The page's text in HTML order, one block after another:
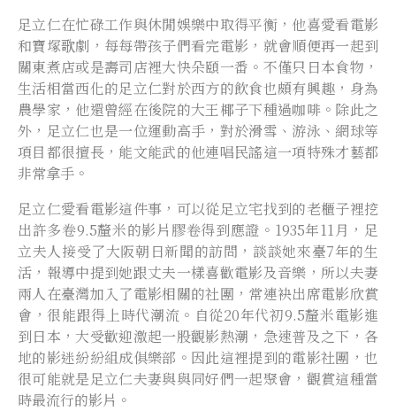
足立仁在忙碌工作與休閒娛樂中取得平衡，他喜愛看電影
和寶塚歌劇，每每帶孩子們看完電影，就會順便再一起到
關東煮店或是壽司店裡大快朵頤一番。不僅只日本食物，
生活相當西化的足立仁對於西方的飲食也頗有興趣，身為
農學家，他還曾經在後院的大王椰子下種過咖啡。除此之
外，足立仁也是一位運動高手，對於滑雪、游泳、網球等
項目都很擅長，能文能武的他連唱民謠這一項特殊才藝都
非常拿手。
足立仁愛看電影這件事，可以從足立宅找到的老櫃子裡挖
出許多卷9.5釐米的影片膠卷得到應證。1935年11月，足
立夫人接受了大阪朝日新聞的訪問，談談她來臺7年的生
活，報導中提到她跟丈夫一樣喜歡電影及音樂，所以夫妻
兩人在臺灣加入了電影相關的社團，常連袂出席電影欣賞
會，很能跟得上時代潮流。自從20年代初9.5釐米電影進
到日本，大受歡迎激起一股觀影熱潮，急速普及之下，各
地的影迷紛紛組成俱樂部。因此這裡提到的電影社團，也
很可能就是足立仁夫妻與與同好們一起聚會，觀賞這種當
時最流行的影片。